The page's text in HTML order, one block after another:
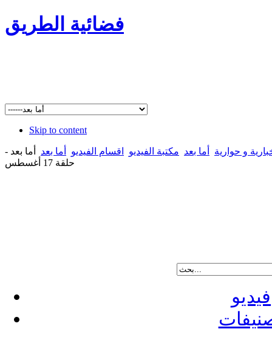
فضائية الطريق
Skip to content
و حوارية أما بعد مكتبة الفيديو اقسام الفيديو أما بعد
أما بعد -
حلقة 17 أغسطس
فيديو